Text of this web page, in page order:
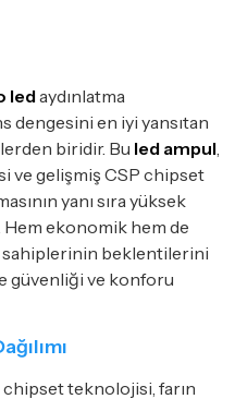
ledaydınlatma
en iyi yansıtan
biridir. Bu led ampul
ve gelişmiş CSP chipset
yanı sıra yüksek
Hem ekonomik hem de
beklentilerini
güvenliği ve konforu
teknolojisi, farın